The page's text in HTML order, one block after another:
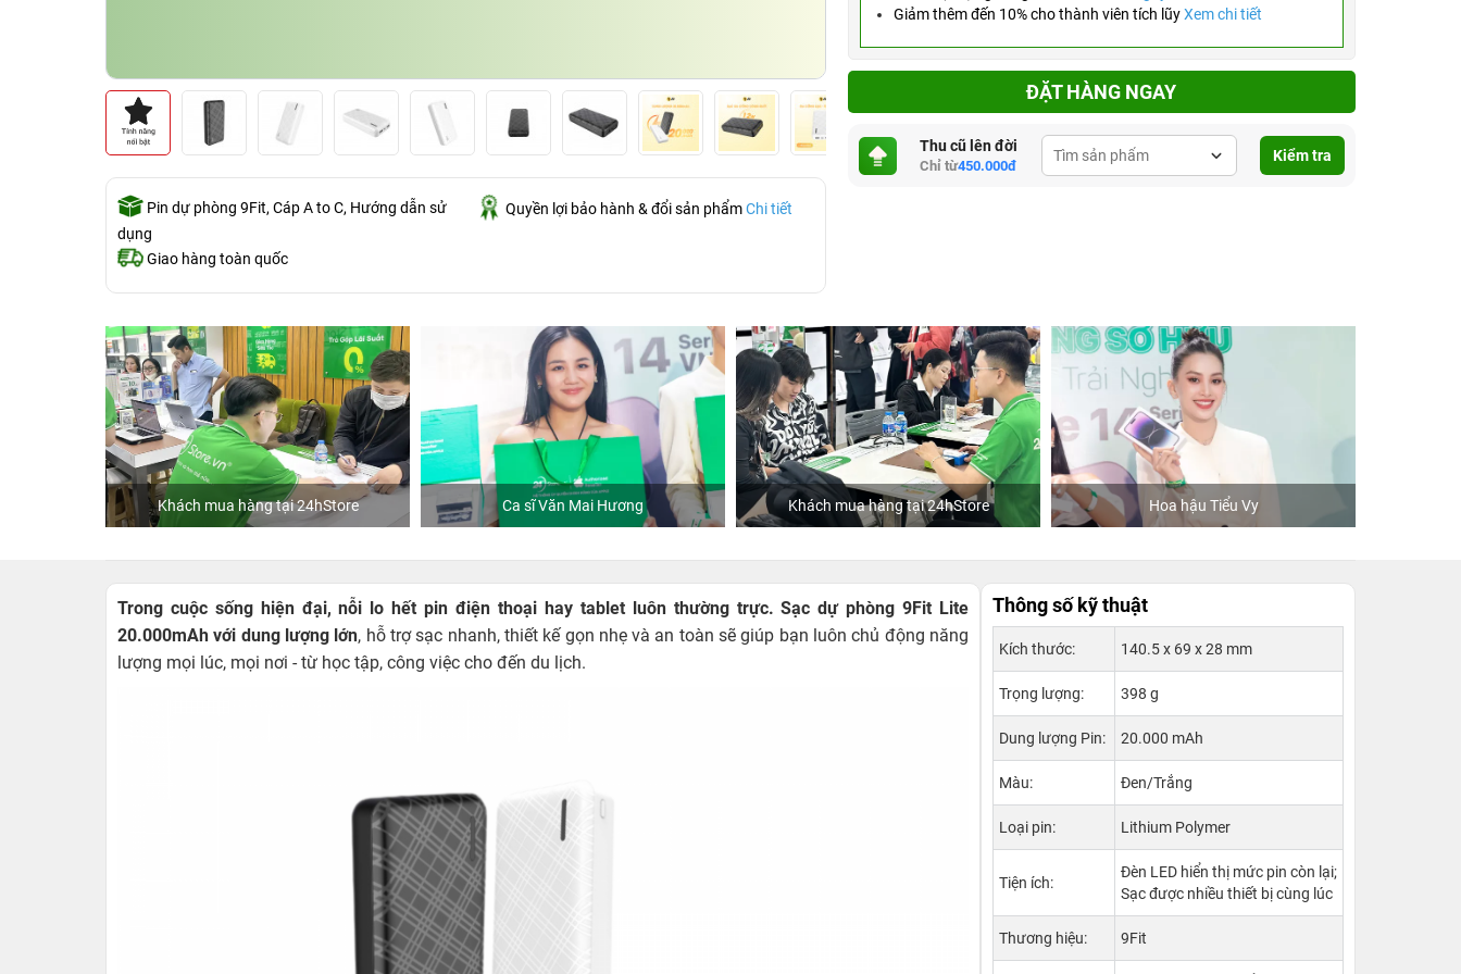
Pin dự phòng 9Fit, Cáp A to C, Hướng dẫn sử
dụng
Giao hàng toàn quốc
Quyền lợi bảo hành & đổi sản phẩm Chi tiết
Giảm thêm đến 10% cho thành viên tích lũyXem chi tiết
ĐẶT HÀNG NGAY
Thu cũ lên đời
Chỉ từ450.000đ
Kiểm tra
Khách mua hàng tại 24hStore Ca sĩ Văn Mai Hương Khách mua hàng tại 24hStore Hoa hậu Tiểu Vy
Trong cuộc sống hiện đại, nỗi lo hết pin điện thoại hay tablet luôn thường trực. Sạc dự phòng 9Fit Lite
20.000mAh với dung lượng lớn, hỗ trợ sạc nhanh, thiết kế gọn nhẹ và an toàn sẽ giúp bạn luôn chủ động năng
lượng mọi lúc, mọi nơi - từ học tập, công việc cho đến du lịch.
Thông số kỹ thuật
Kích thước: 140.5 x 69 x 28 mm
Trọng lượng: 398 g
Dung lượng Pin: 20.000 mAh
Màu: Đen/Trắng
Loại pin: Lithium Polymer
Tiện ích:
Đèn LED hiển thị mức pin còn lại;
Sạc được nhiều thiết bị cùng lúc
Thương hiệu: 9Fit